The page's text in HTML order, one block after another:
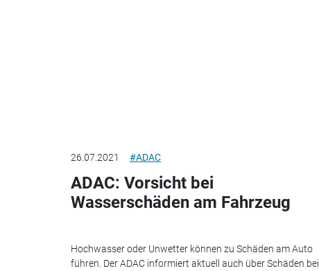
26.07.2021 #ADAC
ADAC: Vorsicht bei
Wasserschäden am Fahrzeug
Hochwasser oder Unwetter können zu Schäden am Auto
führen. Der ADAC informiert aktuell auch über Schäden bei